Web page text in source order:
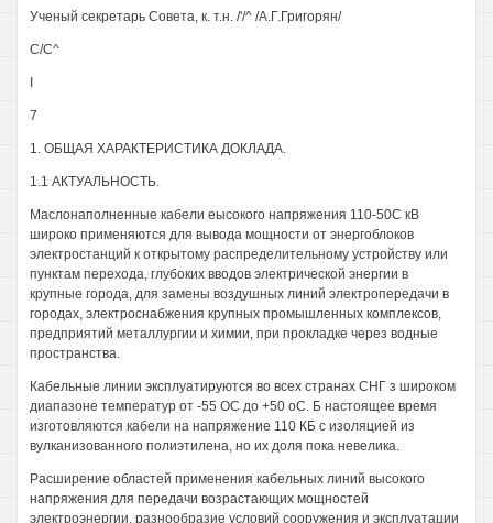
Ученый секретарь Совета, к. т.н. /'/^ /А.Г.Григорян/
С/С^
7
1. ОБЩАЯ ХАРАКТЕРИСТИКА ДОКЛАДА.
1.1 АКТУАЛЬНОСТЬ.
Маслонаполненные кабели еысокого напряжения 110-50С кВ
широко применяются для вывода мощности от энергоблоков
электростанций к открытому распределительному устройству или
пунктам перехода, глубоких вводов электрической энергии в
крупные города, для замены воздушных линий электропередачи в
городах, электроснабжения крупных промышленных комплексов,
предприятий металлургии и химии, при прокладке через водные
пространства.
Кабельные линии эксплуатируются во всех странах СНГ з широком
диапазоне температур от -55 ОС до +50 оС. Б настоящее время
изготовляются кабели на напряжение 110 КБ с изоляцией из
вулканизованного полиэтилена, но их доля пока невелика.
Расширение областей применения кабельных линий высокого
напряжения для передачи возрастающих мощностей
электроэнергии, разнообразие условий сооружения и эксплуатации